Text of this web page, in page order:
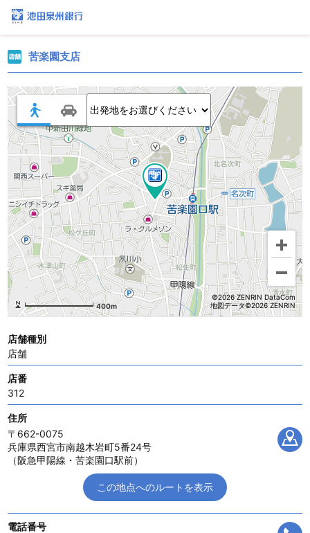
苦楽園支店
400m
©2026 ZENRIN DataCom
地図データ©2026 ZENRIN
店舗種別
店舗
店番
312
住所
〒662-0075
兵庫県西宮市南越木岩町5番24号
（阪急甲陽線・苦楽園口駅前）
この地点へのルートを表示
電話番号